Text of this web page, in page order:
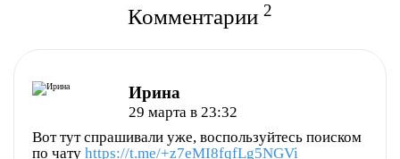
Комментарии 2
Ирина
29 марта в 23:32
Вот тут спрашивали уже, воспользуйтесь поиском
по чату https://t.me/+z7eMI8fqfLg5NGVi